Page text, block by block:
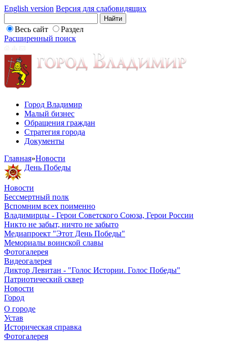
English version Версия для слабовидящих
Весь сайт
Раздел
Расширенный поиск
Город Владимир
Малый бизнес
Обращения граждан
Стратегия города
Документы
Главная»Новости
День Победы
Новости
Бессмертный полк
Вспомним всех поименно
Владимирцы - Герои Советского Союза, Герои России
Никто не забыт, ничто не забыто
Медиапроект "Этот День Победы"
Мемориалы воинской славы
Фотогалерея
Видеогалерея
Диктор Левитан - "Голос Истории. Голос Победы"
Патриотический сквер
Новости
Город
О городе
Устав
Историческая справка
Фотогалерея